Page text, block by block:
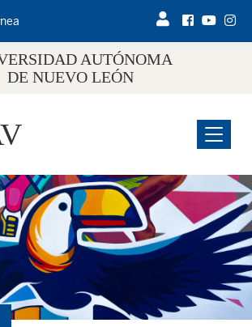
AUTÓNOMA
DE NUEVO LEÓN
Menu